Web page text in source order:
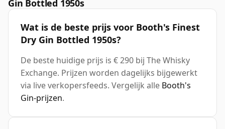
Gin Bottled 1950s
Wat is de beste prijs voor Booth's Finest
Dry Gin Bottled 1950s?
De beste huidige prijs is € 290 bij The Whisky
Exchange. Prijzen worden dagelijks bijgewerkt
via live verkopersfeeds. Vergelijk alle Booth's
Gin-prijzen.